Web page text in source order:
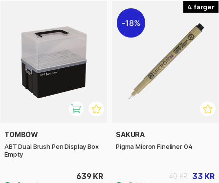
TOMBOW
ABT Dual Brush Pen Display Box
Empty
639 KR
4
18%
SAKURA
Pigma Micron Fineliner 04
33 KR
40 KR